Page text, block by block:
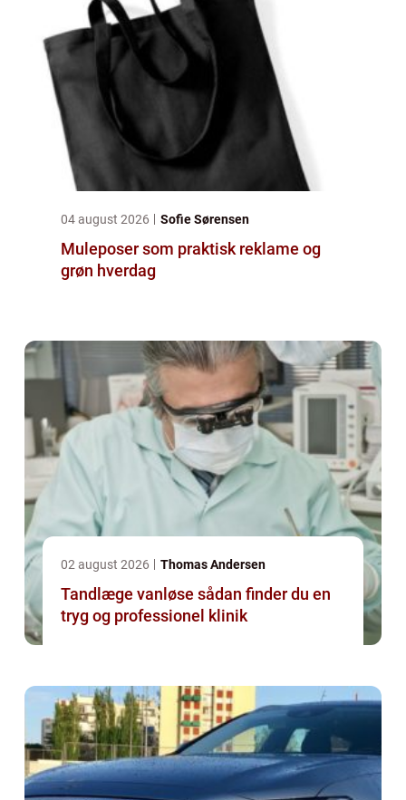
04 august 2026 Sofie Sørensen
Muleposer som praktisk reklame og
grøn hverdag
02 august 2026 Thomas Andersen
Tandlæge vanløse sådan finder du en
tryg og professionel klinik